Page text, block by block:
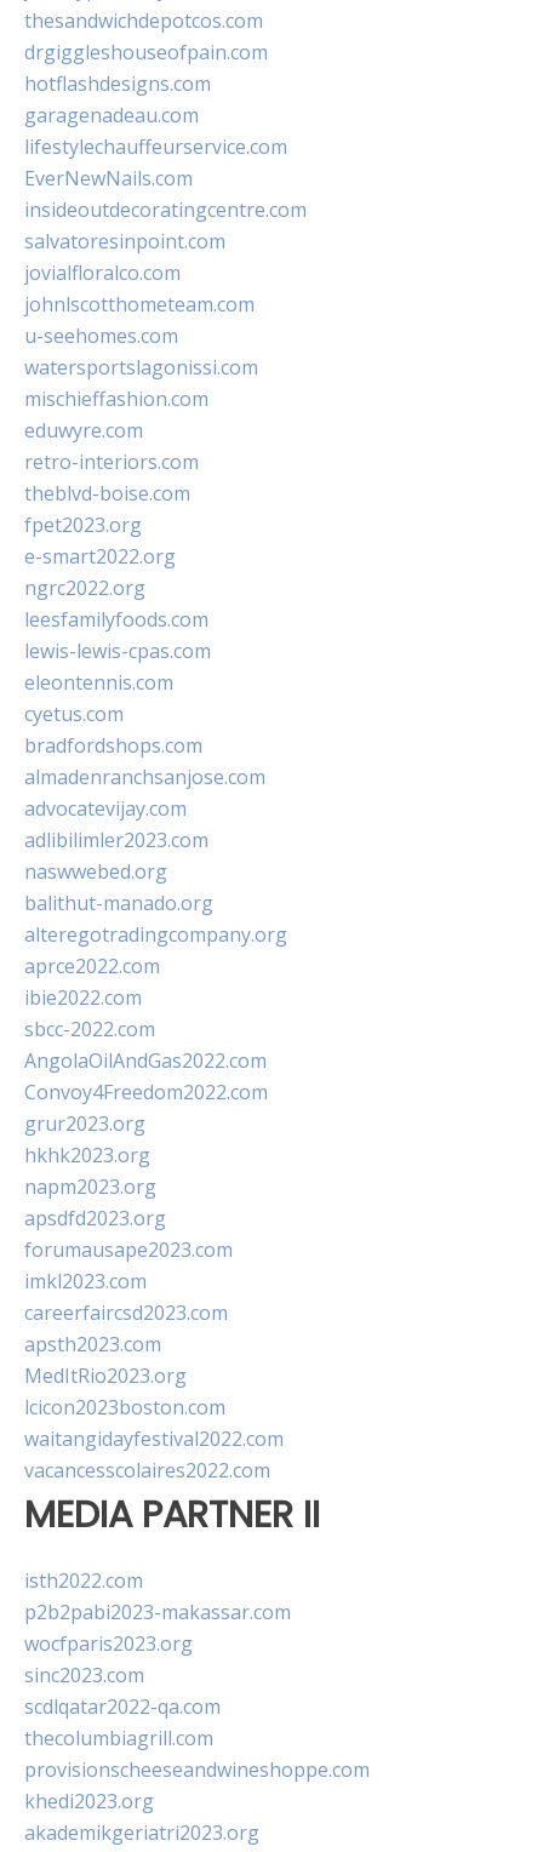
thesandwichdepotcos.com
drgiggleshouseofpain.com
hotflashdesigns.com
garagenadeau.com
lifestylechauffeurservice.com
EverNewNails.com
insideoutdecoratingcentre.com
salvatoresinpoint.com
jovialfloralco.com
johnlscotthometeam.com
u-seehomes.com
watersportslagonissi.com
mischieffashion.com
eduwyre.com
retro-interiors.com
theblvd-boise.com
fpet2023.org
e-smart2022.org
ngrc2022.org
leesfamilyfoods.com
lewis-lewis-cpas.com
eleontennis.com
cyetus.com
bradfordshops.com
almadenranchsanjose.com
advocatevijay.com
adlibilimler2023.com
naswwebed.org
balithut-manado.org
alteregotradingcompany.org
aprce2022.com
ibie2022.com
sbcc-2022.com
AngolaOilAndGas2022.com
Convoy4Freedom2022.com
grur2023.org
hkhk2023.org
napm2023.org
apsdfd2023.org
forumausape2023.com
imkl2023.com
careerfaircsd2023.com
apsth2023.com
MedItRio2023.org
lcicon2023boston.com
waitangidayfestival2022.com
vacancesscolaires2022.com
MEDIA PARTNER II
isth2022.com
p2b2pabi2023-makassar.com
wocfparis2023.org
sinc2023.com
scdlqatar2022-qa.com
thecolumbiagrill.com
provisionscheeseandwineshoppe.com
khedi2023.org
akademikgeriatri2023.org